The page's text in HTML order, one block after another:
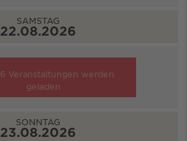
SAMSTAG
22.08.2026
6 Veranstaltungen werden
geladen
SONNTAG
23.08.2026